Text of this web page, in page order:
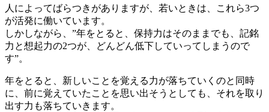
人によってばらつきがありますが、若いときは、これら3つ
が活発に働いています。
しかしながら、”年をとると、保持力はそのままでも、記銘
力と想起力の2つが、どんどん低下していってしまうので
す”。
年をとると、新しいことを覚える力が落ちていくのと同時
に、前に覚えていたことを思い出そうとしても、それを取り
出す力も落ちていきます。